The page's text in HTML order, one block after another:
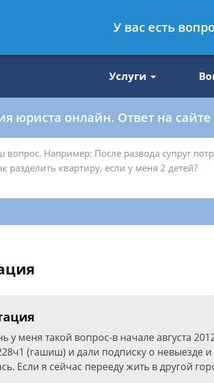
8 812 509-27-47
Услуги
юриста онлайн. Ответ на
у меня такой вопрос-в начале августа
(гашиш) и дали подписку о невыезде
Если я сейчас перееду жить в другой
У вас есть